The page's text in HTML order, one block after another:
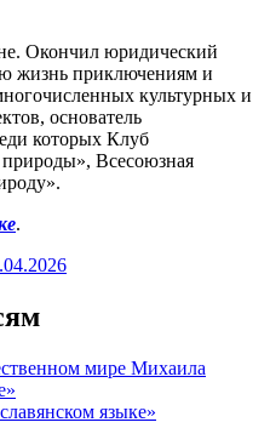
Окончил юридический
жизнь приключениям и
культурных и
основатель
которых Клуб
Всесоюзная
.
мире Михаила
языке»